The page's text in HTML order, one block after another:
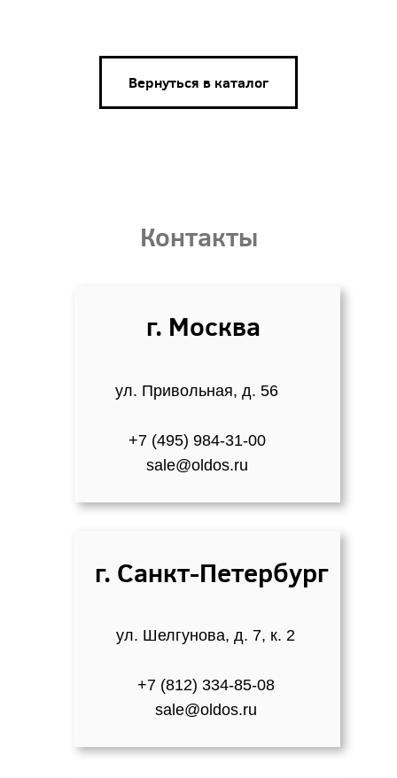
Вернуться в каталог
ул. Шелгунова, д. 7, к. 2
+7 (812) 334-85-08
sale@oldos.ru
Контакты
г. Санкт-Петербург
г. Москва
ул. Привольная, д. 56
+7 (495) 984-31-00
sale@oldos.ru